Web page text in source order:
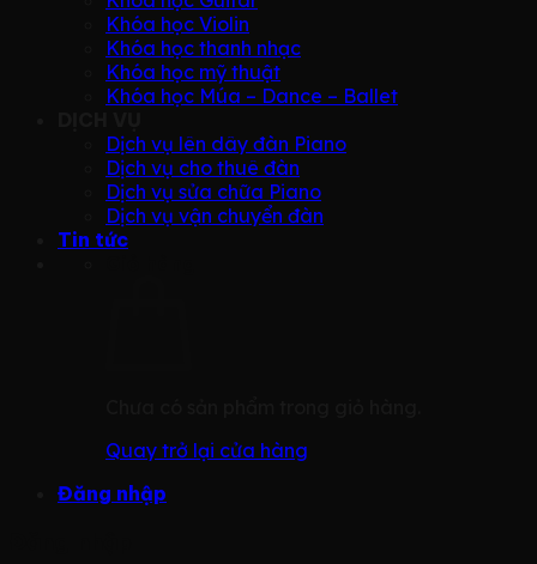
Khóa học Violin
Khóa học thanh nhạc
Khóa học mỹ thuật
Khóa học Múa – Dance – Ballet
Dịch vụ lên dây đàn Piano
Dịch vụ cho thuê đàn
Dịch vụ sửa chữa Piano
Dịch vụ vận chuyển đàn
Tin tức
Quay trở lại cửa hàng
Đăng nhập